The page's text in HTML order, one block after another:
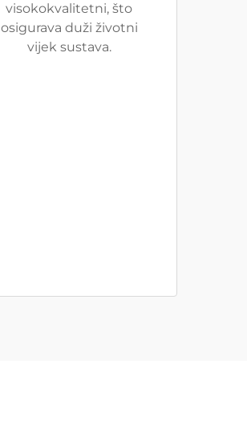
visokokvalitetni, što
osigurava duži životni
vijek sustava.